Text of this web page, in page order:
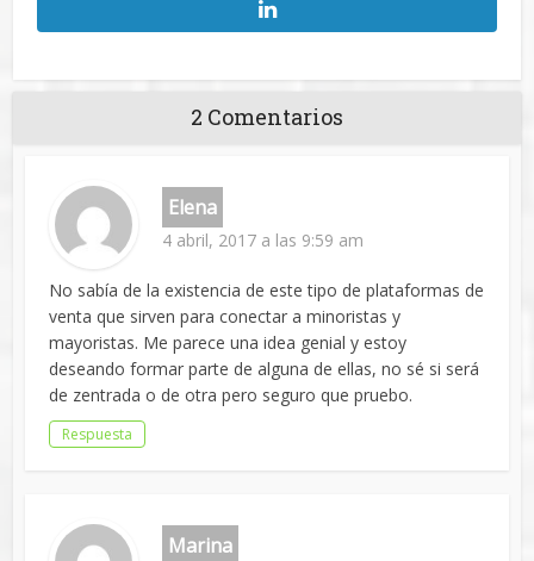
2 Comentarios
Elena
4 abril, 2017 a las 9:59 am
No sabía de la existencia de este tipo de plataformas de
venta que sirven para conectar a minoristas y
mayoristas. Me parece una idea genial y estoy
deseando formar parte de alguna de ellas, no sé si será
de zentrada o de otra pero seguro que pruebo.
Respuesta
Marina